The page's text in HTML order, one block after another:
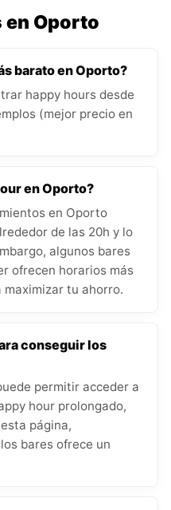
en Oporto
barato en Oporto?
happy hours desde
(mejor precio en
en Oporto?
en Oporto
de las 20h y lo
algunos bares
ofrecen horarios más
tu ahorro.
conseguir los
permitir acceder a
hour prolongado,
página,
bares ofrece un